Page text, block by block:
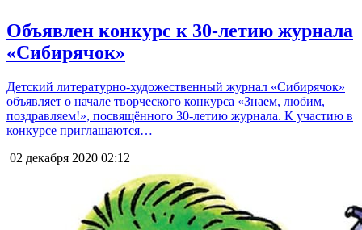
Объявлен конкурс к 30-летию журнала
«Сибирячок»
Детский литературно-художественный журнал «Сибирячок»
объявляет о начале творческого конкурса «Знаем, любим,
поздравляем!», посвящённого 30-летию журнала. К участию в
конкурсе приглашаются…
02 декабря 2020 02:12